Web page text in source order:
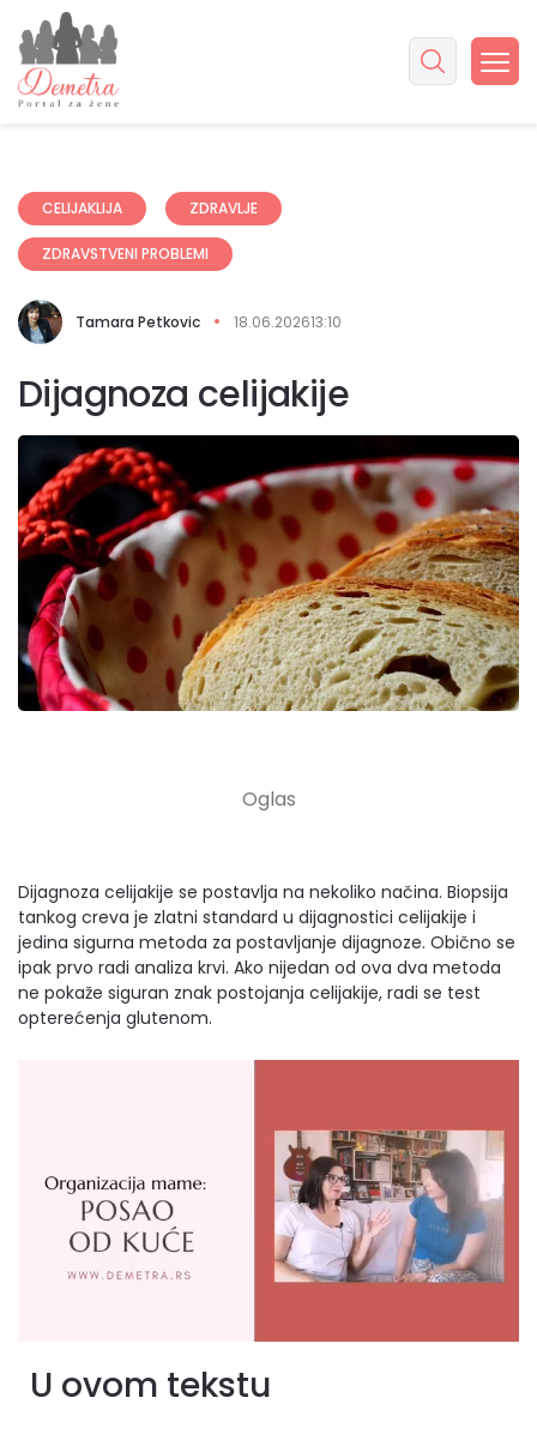
CELIJAKLIJA ZDRAVLJE
ZDRAVSTVENI PROBLEMI
Tamara Petkovic 18.06.202613:10
Dijagnoza celijakije
Dijagnoza celijakije se postavlja na nekoliko načina. Biopsija
tankog creva je zlatni standard u dijagnostici celijakije i
jedina sigurna metoda za postavljanje dijagnoze. Obično se
ipak prvo radi analiza krvi. Ako nijedan od ova dva metoda
ne pokaže siguran znak postojanja celijakije, radi se test
opterećenja glutenom.
U ovom tekstu